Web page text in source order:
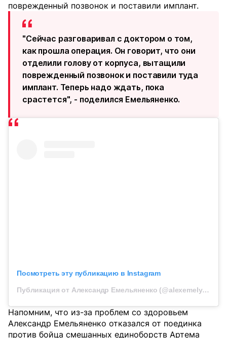
поврежденный позвонок и поставили имплант.
"Сейчас разговаривал с доктором о том,
как прошла операция. Он говорит, что они
отделили голову от корпуса, вытащили
поврежденный позвонок и поставили туда
имплант. Теперь надо ждать, пока
срастется", - поделился Емельяненко.
Посмотреть эту публикацию в Instagram
Публикация от Александр Емельяненко (@alexemelyanenko)
Напомним, что из-за проблем со здоровьем
Александр Емельяненко отказался от поединка
против бойца смешанных единоборств Артема